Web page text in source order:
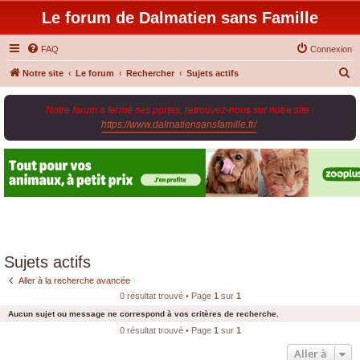
Le forum de Dalmatien sans Famille
FAQ Connexion
Notre site Le forum Rechercher Sujets actifs
e
r
Notre forum a fermé ses portes, retrouvez-nous sur notre site :
https://www.dalmatiensansfamille.fr/.
Sujets actifs
Aller à la recherche avancée
0 résultat trouvé • Page 1 sur 1
Aucun sujet ou message ne correspond à vos critères de recherche.
0 résultat trouvé • Page 1 sur 1
Aller à